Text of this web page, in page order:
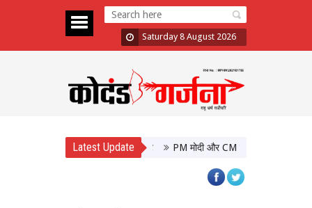
Saturday 8 August 2026
Latest Update PM मोदी और CM योगी की मुलाकात, उत्तर